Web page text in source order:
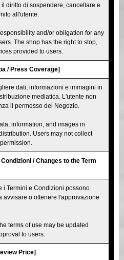
diritto di sospendere, cancellare e
all'utente.
and/or obligation for any
The shop has the right to stop,
provided to users.
/ Press Coverage]
dati, informazioni e immagini in
mediatica. L'utente non
il permesso del Negozio.
information, and images in
Users may not collect
/ Changes to the Term
i Termini e Condizioni possono
avvisare o ottenere l'approvazione
terms of use may be updated
to users.
Price]